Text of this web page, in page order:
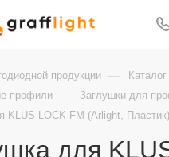
продукции — Каталог
профили — Заглушки для
KLUS-LOCK-FM (Arlight, Пластик)
для